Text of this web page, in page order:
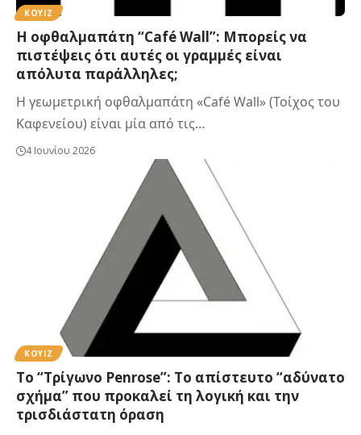
ΚΟΥΙΖ
Η οφθαλμαπάτη “Café Wall”: Μπορείς να
πιστέψεις ότι αυτές οι γραμμές είναι
απόλυτα παράλληλες;
Η γεωμετρική οφθαλμαπάτη «Café Wall» (Τοίχος του
Καφενείου) είναι μία από τις…
4 Ιουνίου 2026
ΚΟΥΙΖ
Το “Τρίγωνο Penrose”: Το απίστευτο “αδύνατο
σχήμα” που προκαλεί τη λογική και την
τρισδιάστατη όραση